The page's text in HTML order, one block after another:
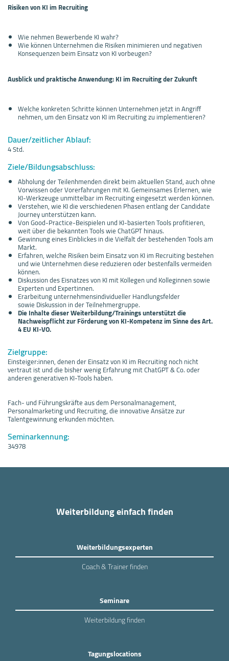
Risiken von KI im Recruiting
Wie nehmen Bewerbende KI wahr?
Wie können Unternehmen die Risiken minimieren und negativen
Konsequenzen beim Einsatz von KI vorbeugen?
Ausblick und praktische Anwendung: KI im Recruiting der Zukunft
Welche konkreten Schritte können Unternehmen jetzt in Angriff
nehmen, um den Einsatz von KI im Recruiting zu implementieren?
Dauer/zeitlicher Ablauf:
4 Std.
Ziele/Bildungsabschluss:
Abholung der Teilenhmenden direkt beim aktuellen Stand, auch ohne
Vorwissen oder Vorerfahrungen mit KI. Gemeinsames Erlernen, wie
KI-Werkzeuge unmittelbar im Recruiting eingesetzt werden können.
Verstehen, wie KI die verschiedenen Phasen entlang der Candidate
Journey unterstützen kann.
Von Good-Practice-Beispielen und KI-basierten Tools profitieren,
weit über die bekannten Tools wie ChatGPT hinaus.
Gewinnung eines Einblickes in die Vielfalt der bestehenden Tools am
Markt.
Erfahren, welche Risiken beim Einsatz von KI im Recruiting bestehen
und wie Unternehmen diese reduzieren oder bestenfalls vermeiden
können.
Diskussion des Eisnatzes von KI mit Kollegen und Kolleginnen sowie
Experten und Expertinnen.
Erarbeitung unternehmensindividueller Handlungsfelder
sowie Diskussion in der Teilnehmergruppe.
Die Inhalte dieser Weiterbildung/Trainings unterstützt die
Nachweispflicht zur Förderung von KI-Kompetenz im Sinne des Art.
4 EU KI-VO.
Zielgruppe:
Einsteiger:innen, denen der Einsatz von KI im Recruiting noch nicht
vertraut ist und die bisher wenig Erfahrung mit ChatGPT & Co. oder
anderen generativen KI-Tools haben.
Fach- und Führungskräfte aus dem Personalmanagement,
Personalmarketing und Recruiting, die innovative Ansätze zur
Talentgewinnung erkunden möchten.
Seminarkennung:
34978
Weiterbildung einfach finden
Weiterbildungsexperten
Coach & Trainer finden
Seminare
Weiterbildung finden
Tagungslocations